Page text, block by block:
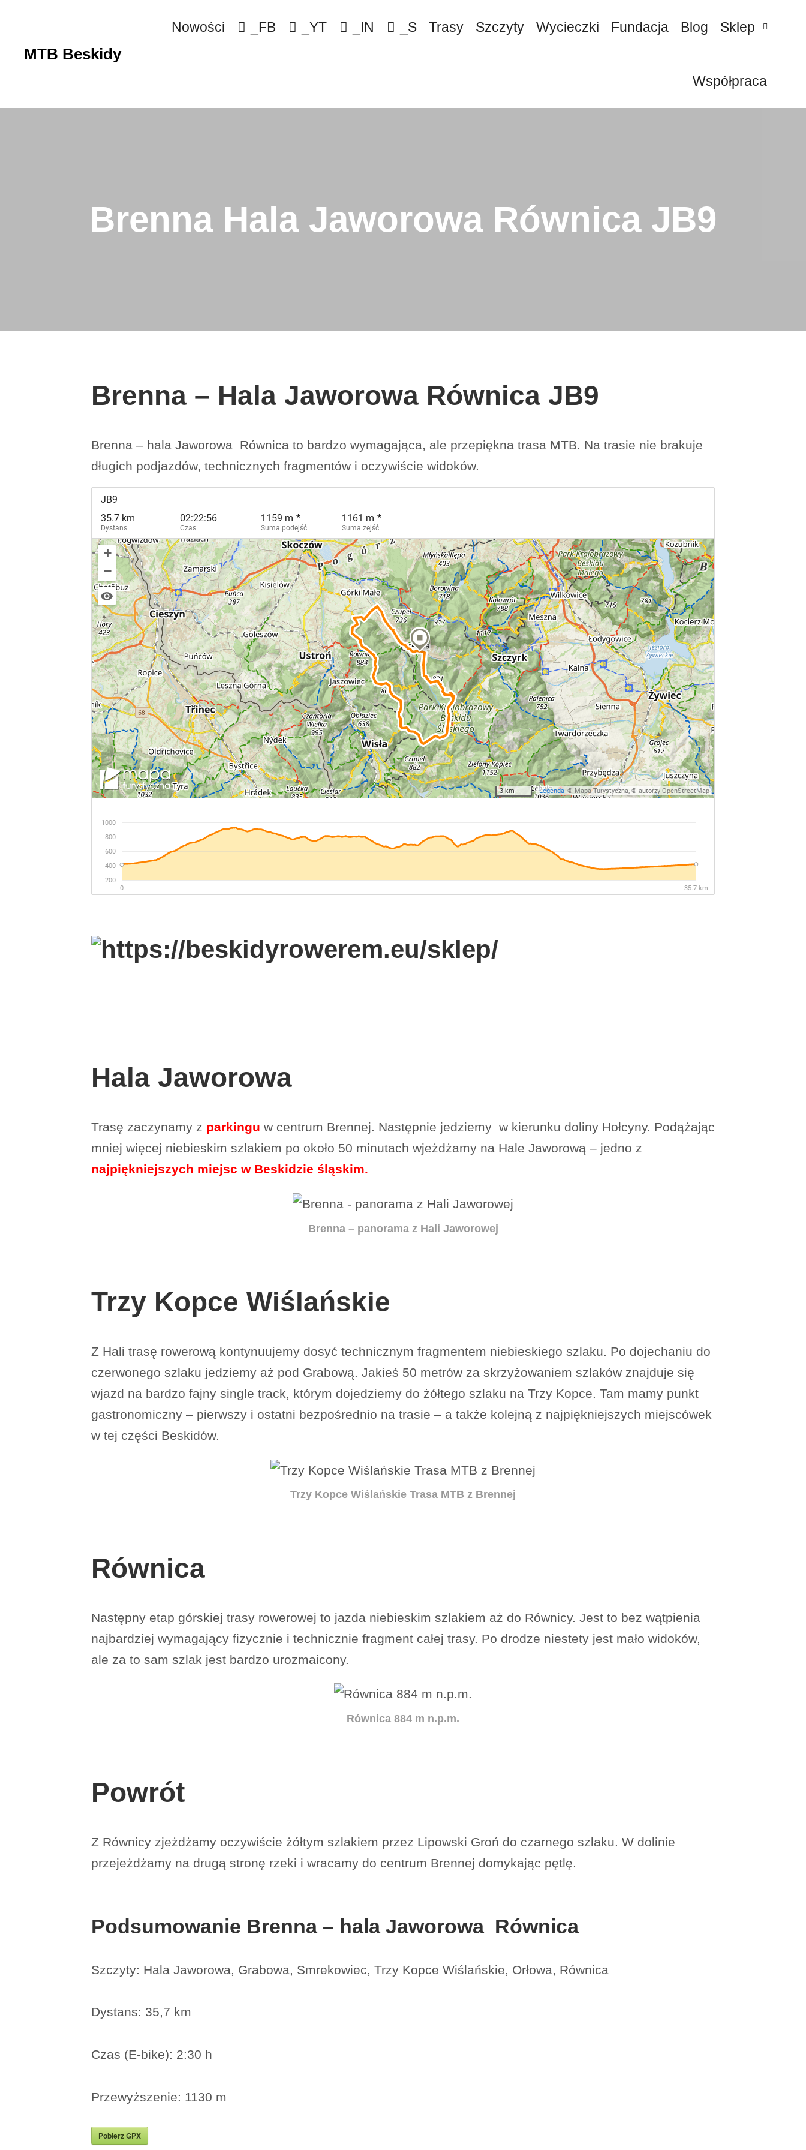
MTB Beskidy
Nowości _FB _YT _IN _S Trasy Szczyty Wycieczki Fundacja Blog Sklep
Współpraca
Brenna Hala Jaworowa Równica JB9
Brenna – Hala Jaworowa Równica JB9
Brenna – hala Jaworowa Równica to bardzo wymagająca, ale przepiękna trasa MTB. Na trasie nie brakuje
długich podjazdów, technicznych fragmentów i oczywiście widoków.
Hala Jaworowa
Trasę zaczynamy z parkingu w centrum Brennej. Następnie jedziemy w kierunku doliny Hołcyny. Podążając
mniej więcej niebieskim szlakiem po około 50 minutach wjeżdżamy na Hale Jaworową – jedno z
najpiękniejszych miejsc w Beskidzie śląskim.
Brenna – panorama z Hali Jaworowej
Trzy Kopce Wiślańskie
Z Hali trasę rowerową kontynuujemy dosyć technicznym fragmentem niebieskiego szlaku. Po dojechaniu do
czerwonego szlaku jedziemy aż pod Grabową. Jakieś 50 metrów za skrzyżowaniem szlaków znajduje się
wjazd na bardzo fajny single track, którym dojedziemy do żółtego szlaku na Trzy Kopce. Tam mamy punkt
gastronomiczny – pierwszy i ostatni bezpośrednio na trasie – a także kolejną z najpiękniejszych miejscówek
w tej części Beskidów.
Trzy Kopce Wiślańskie Trasa MTB z Brennej
Równica
Następny etap górskiej trasy rowerowej to jazda niebieskim szlakiem aż do Równicy. Jest to bez wątpienia
najbardziej wymagający fizycznie i technicznie fragment całej trasy. Po drodze niestety jest mało widoków,
ale za to sam szlak jest bardzo urozmaicony.
Równica 884 m n.p.m.
Powrót
Z Równicy zjeżdżamy oczywiście żółtym szlakiem przez Lipowski Groń do czarnego szlaku. W dolinie
przejeżdżamy na drugą stronę rzeki i wracamy do centrum Brennej domykając pętlę.
Podsumowanie Brenna – hala Jaworowa Równica
Szczyty: Hala Jaworowa, Grabowa, Smrekowiec, Trzy Kopce Wiślańskie, Orłowa, Równica
Dystans: 35,7 km
Czas (E-bike): 2:30 h
Przewyższenie: 1130 m
Pobierz GPX